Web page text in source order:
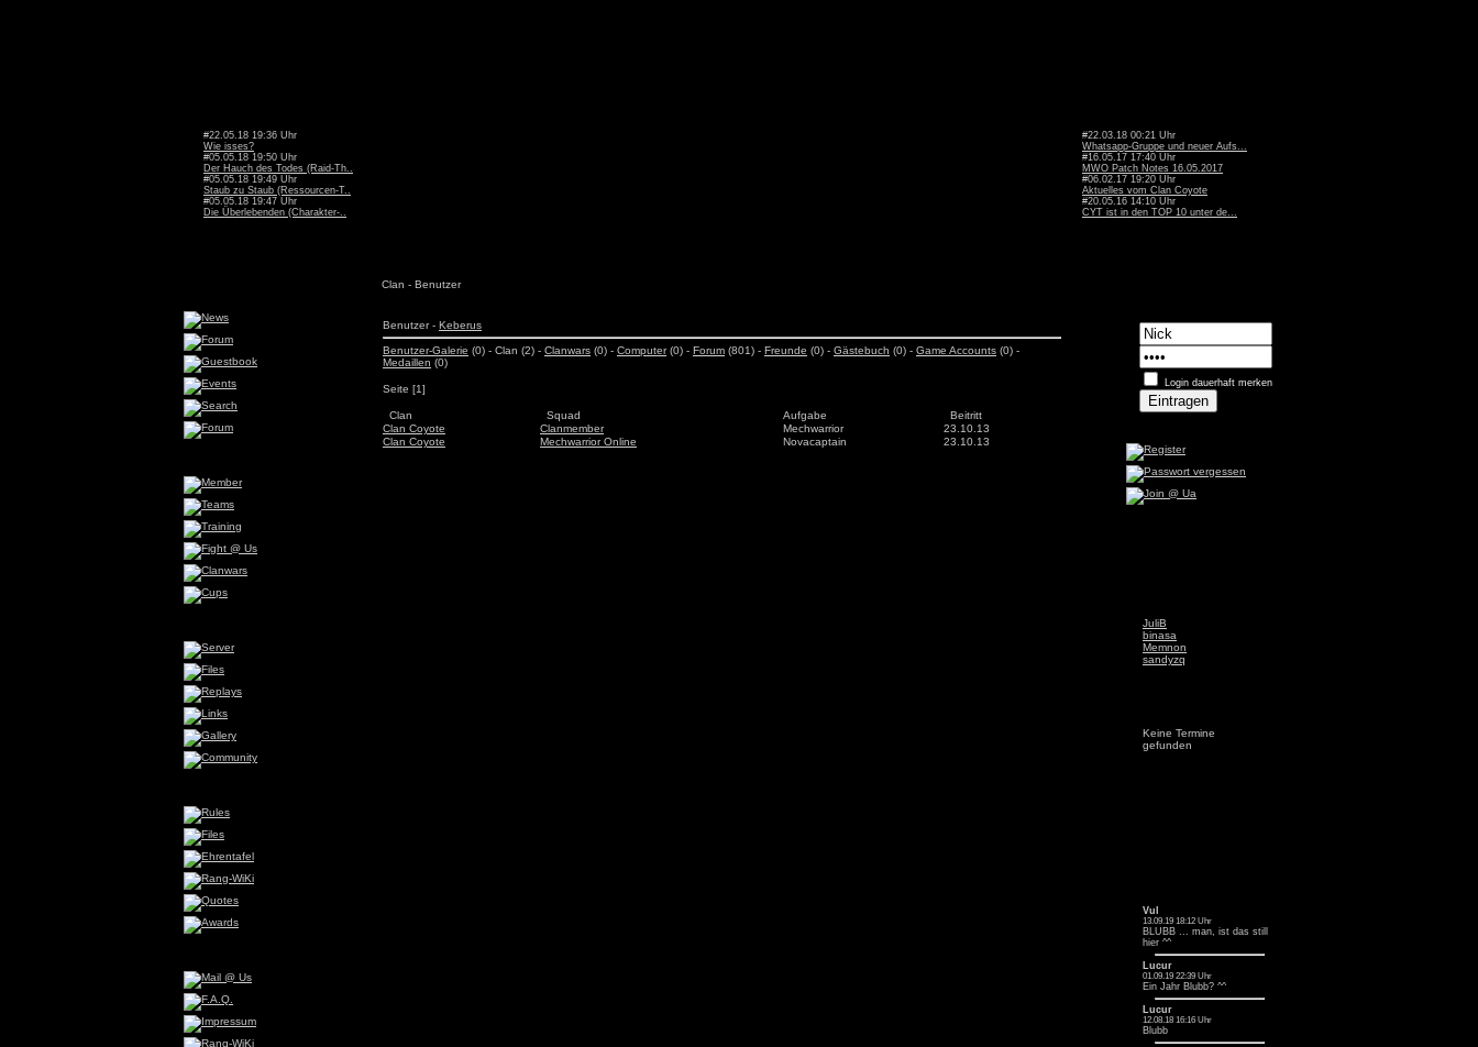
#22.05.18 19:36 Uhr
Wie isses?
#05.05.18 19:50 Uhr
Der Hauch des Todes (Raid-Th..
#05.05.18 19:49 Uhr
Staub zu Staub (Ressourcen-T..
#05.05.18 19:47 Uhr
Die Überlebenden (Charakter-..
#22.03.18 00:21 Uhr
Whatsapp-Gruppe und neuer Aufs...
#16.05.17 17:40 Uhr
MWO Patch Notes 16.05.2017
#06.02.17 19:20 Uhr
Aktuelles vom Clan Coyote
#20.05.16 14:10 Uhr
CYT ist in den TOP 10 unter de...
Clan - Benutzer
Benutzer - Keberus
Benutzer-Galerie (0) - Clan (2) - Clanwars (0) - Computer(0) - Forum (801) - Freunde (0) - Gästebuch (0) - Game Accounts (0) -
Medaillen (0)
Seite [1]
Clan Squad Aufgabe
Beitritt
Clan Coyote
Clanmember Mechwarrior
23.10.13
Clan Coyote
Mechwarrior Online Novacaptain 23.10.13
Login dauerhaft merken
JuliB
binasa
Memnon
sandyzq
Keine Termine
gefunden
Vul
13.09.19 18:12 Uhr
BLUBB ... man, ist das still
hier ^^
Lucur
01.09.19 22:39 Uhr
Ein Jahr Blubb? ^^
Lucur
12.08.18 16:16 Uhr
Blubb